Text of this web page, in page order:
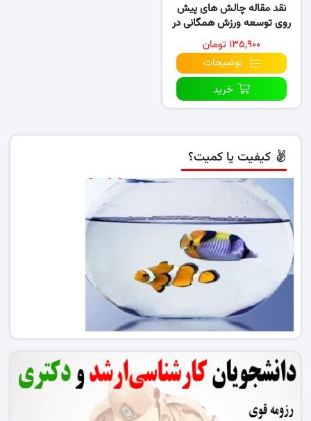
نقد مقاله چالش های پیش
روی توسعه ورزش همگانی در
ایران و راهبردها
۱۳۵,۹۰۰ تومان
توضیحات
خرید
کیفیت یا کمیت؟